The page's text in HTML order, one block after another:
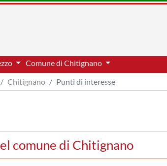
Comune di Chitignano
Chitignano Punti di interesse
comune di Chitignano